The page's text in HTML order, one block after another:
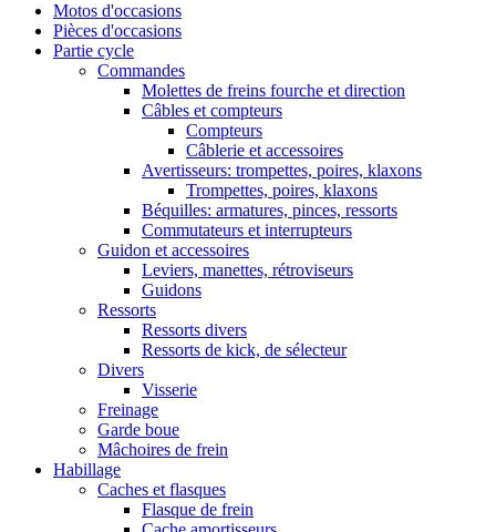
Motos d'occasions
Pièces d'occasions
Partie cycle
Commandes
Molettes de freins fourche et direction
Câbles et compteurs
Compteurs
Câblerie et accessoires
Avertisseurs: trompettes, poires, klaxons
Trompettes, poires, klaxons
Béquilles: armatures, pinces, ressorts
Commutateurs et interrupteurs
Guidon et accessoires
Leviers, manettes, rétroviseurs
Guidons
Ressorts
Ressorts divers
Ressorts de kick, de sélecteur
Divers
Visserie
Freinage
Garde boue
Mâchoires de frein
Habillage
Caches et flasques
Flasque de frein